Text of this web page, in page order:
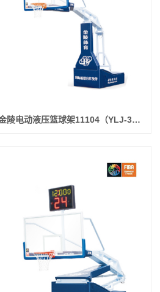
金陵电动液压篮球架11104（YLJ-3B）